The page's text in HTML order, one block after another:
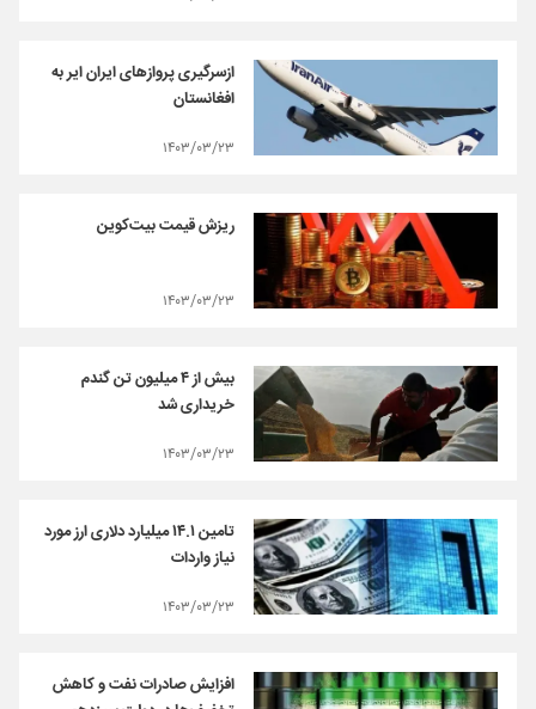
ازسرگیری پروازهای ایران ایر به
افغانستان
۱۴۰۳/۰۳/۲۳
ریزش قیمت بیت‌کوین
۱۴۰۳/۰۳/۲۳
بیش از ۴ میلیون تن گندم
خریداری شد
۱۴۰۳/۰۳/۲۳
تامین ۱۴.۱ میلیارد دلاری ارز مورد
نیاز واردات
۱۴۰۳/۰۳/۲۳
افزایش صادرات نفت و کاهش